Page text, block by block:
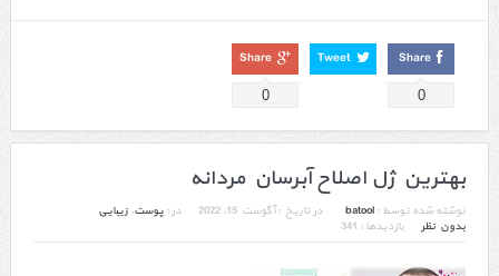
Share
0
Tweet
Share
0
بهترین ژل اصلاح آبرسان مردانه
نوشته شده توسط : batool در تاریخ :آگوست 15, 2022 در : پوست, زیبایی
بدون نظر
بازدیدها : 341